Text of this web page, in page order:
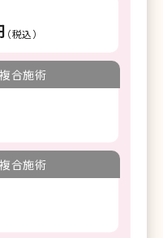
（税込）
複合施術
複合施術